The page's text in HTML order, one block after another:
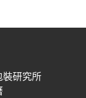
裝研究所